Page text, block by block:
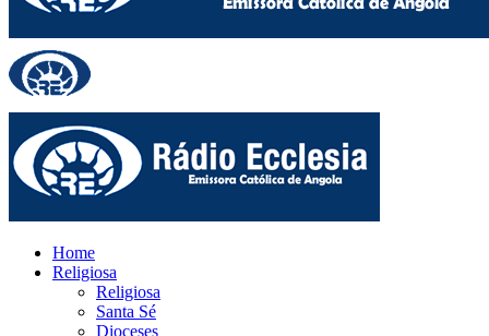
Home
Religiosa
Religiosa
Santa Sé
Dioceses